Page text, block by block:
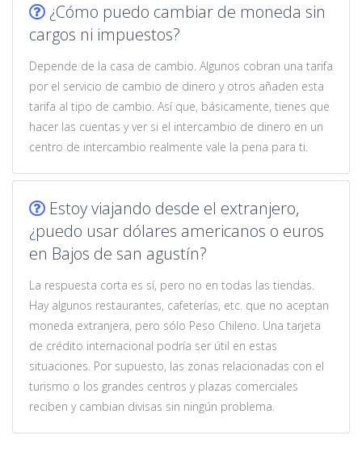
¿Cómo puedo cambiar de moneda sin
cargos ni impuestos?
Depende de la casa de cambio. Algunos cobran una tarifa
por el servicio de cambio de dinero y otros añaden esta
tarifa al tipo de cambio. Así que, básicamente, tienes que
hacer las cuentas y ver si el intercambio de dinero en un
centro de intercambio realmente vale la pena para ti.
Estoy viajando desde el extranjero,
¿puedo usar dólares americanos o euros
en Bajos de san agustín?
La respuesta corta es sí, pero no en todas las tiendas.
Hay algunos restaurantes, cafeterías, etc. que no aceptan
moneda extranjera, pero sólo Peso Chileno. Una tarjeta
de crédito internacional podría ser útil en estas
situaciones. Por supuesto, las zonas relacionadas con el
turismo o los grandes centros y plazas comerciales
reciben y cambian divisas sin ningún problema.